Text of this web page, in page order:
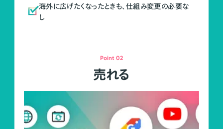
海外に広げたくなったときも、仕組み変更の必要な
し
Point 02
売れる